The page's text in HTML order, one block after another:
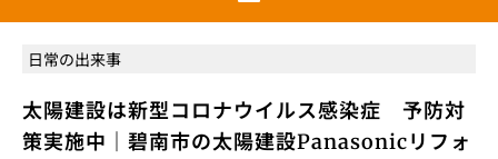
日常の出来事
太陽建設は新型コロナウイルス感染症 予防対
策実施中｜碧南市の太陽建設Panasonicリフォ